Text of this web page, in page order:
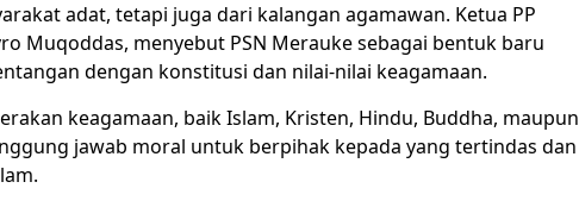
adat, tetapi juga dari kalangan agamawan. Ketua PP
Muqoddas, menyebut PSN Merauke sebagai bentuk baru
dengan konstitusi dan nilai-nilai keagamaan.
keagamaan, baik Islam, Kristen, Hindu, Buddha, maupun
jawab moral untuk berpihak kepada yang tertindas dan